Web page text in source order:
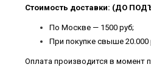
Стоимость доставки: (ДО
По Москве — 1500 руб;
При покупке свыше
Оплата производится в момент